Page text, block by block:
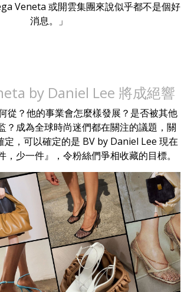
Veneta 或開雲集團來說似乎都不是個好
消息。」
by Daniel Lee 將成絕響
從？他的事業會怎麼樣發展？是否被其他
？成為全球時尚迷們都在關注的議題，關
定，可以確定的是 BV by Daniel Lee 現在
，少一件』，令粉絲們爭相收藏的目標。